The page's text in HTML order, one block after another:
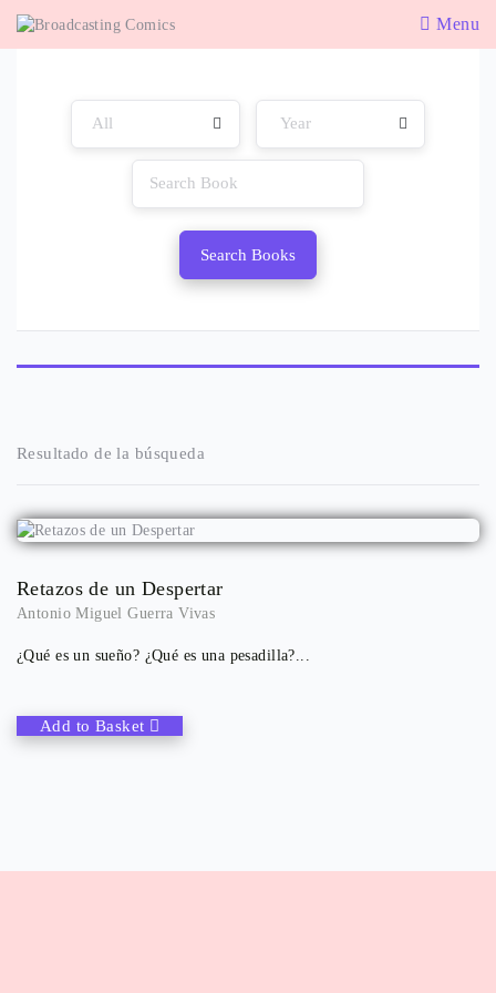
Menu
Search Books
Resultado de la búsqueda
Retazos de un Despertar
Antonio Miguel Guerra Vivas
¿Qué es un sueño? ¿Qué es una pesadilla?...
Add to Basket